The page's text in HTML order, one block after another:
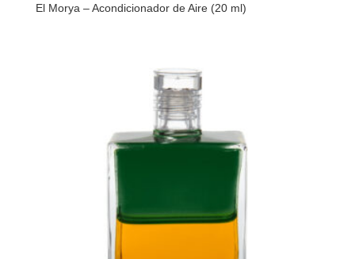
El Morya – Acondicionador de Aire (20 ml)